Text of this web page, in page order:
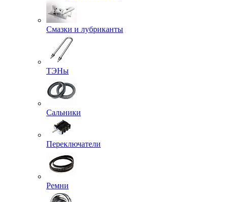
Смазки и лубриканты
ТЭНы
Сальники
Переключатели
Ремни